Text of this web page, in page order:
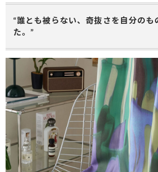
“誰とも被らない、奇抜さを自分のも
た。”